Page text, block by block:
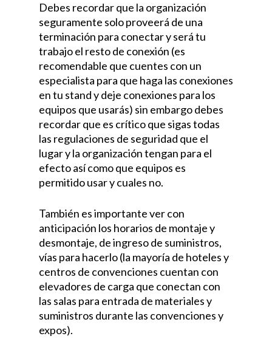
Debes recordar que la organización
seguramente solo proveerá de una
terminación para conectar y será tu
trabajo el resto de conexión (es
recomendable que cuentes con un
especialista para que haga las conexiones
en tu stand y deje conexiones para los
equipos que usarás) sin embargo debes
recordar que es crítico que sigas todas
las regulaciones de seguridad que el
lugar y la organización tengan para el
efecto así como que equipos es
permitido usar y cuales no.
También es importante ver con
anticipación los horarios de montaje y
desmontaje, de ingreso de suministros,
vías para hacerlo (la mayoría de hoteles y
centros de convenciones cuentan con
elevadores de carga que conectan con
las salas para entrada de materiales y
suministros durante las convenciones y
expos).